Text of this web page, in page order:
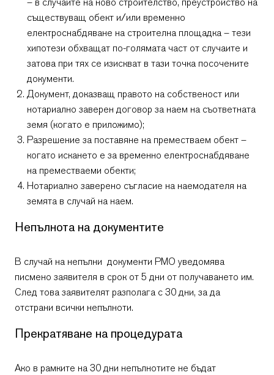
съществуващ обект и/или временно
електроснабдяване на строителна площадка – тези
хипотези обхващат по-голямата част от случаите и
затова при тях се изискват в тази точка посочените
документи.
Документ, доказващ правото на собственост или
нотариално заверен договор за наем на съответната
земя (когато е приложимо);
Разрешение за поставяне на преместваем обект –
когато искането е за временно електроснабдяване
на преместваеми обекти;
Нотариално заверено съгласие на наемодателя на
земята в случай на наем.
Непълнота на документите
В случай на непълни документи РМО уведомява
писмено заявителя в срок от 5 дни от получаването им.
След това заявителят разполага с 30 дни, за да
отстрани всички непълноти.
Прекратяване на процедурата
Ако в рамките на 30 дни непълнотите не бъдат